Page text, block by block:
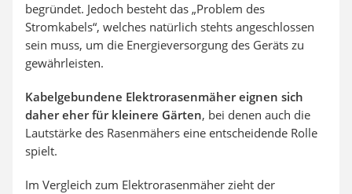
begründet. Jedoch besteht das „Problem des
Stromkabels“, welches natürlich stehts angeschlossen
sein muss, um die Energieversorgung des Geräts zu
gewährleisten.
Kabelgebundene Elektrorasenmäher eignen sich
daher eher für kleinere Gärten, bei denen auch die
Lautstärke des Rasenmähers eine entscheidende Rolle
spielt.
Im Vergleich zum Elektrorasenmäher zieht der